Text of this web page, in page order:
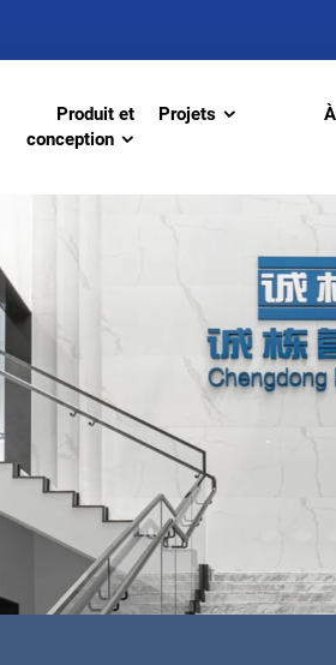
Produit et
conception
Projets